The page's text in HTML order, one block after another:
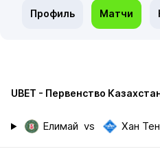
Профиль Матчи
UBET - Первенство
Елимай vs Хан